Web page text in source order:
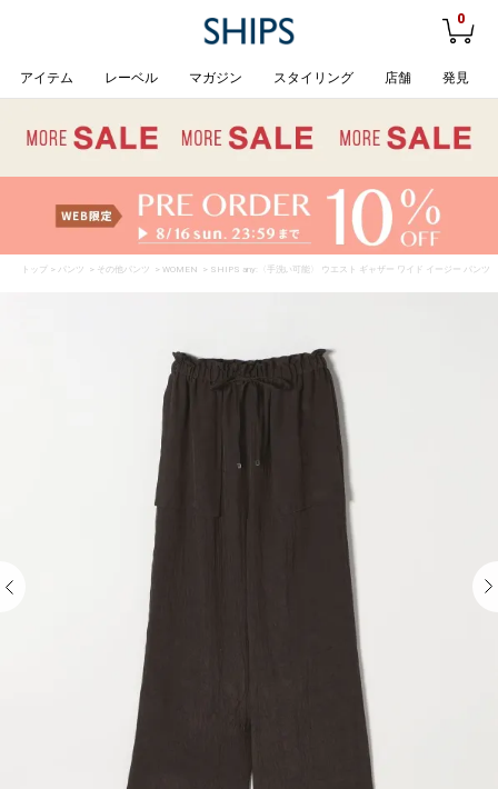
0
アイテム レーベル マガジン スタイリング 店舗 発見
トップ > パンツ > その他パンツ > WOMEN > SHIPS any:〈手洗い可能〉 ウエスト ギャザー ワイド イージー パンツ